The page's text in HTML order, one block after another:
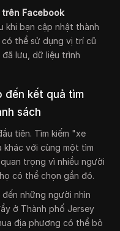
Facebook
khi bạn cập nhật thành
có thể sử dụng vị trí cũ
lưu, dữ liệu trình
đến kết quả tìm
sách
tiên. Tìm kiếm "xe
khác với cùng một tìm
trọng vì nhiều người
có thể chọn gần đó.
những người nhìn
ở Thành phố Jersey
địa phương có thể bỏ